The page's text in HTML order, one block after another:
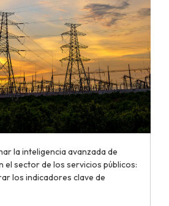
la inteligencia avanzada de
el sector de los servicios públicos:
los indicadores clave de